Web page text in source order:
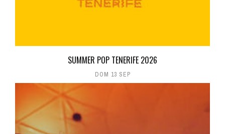
SUMMER POP TENERIFE 2026
DOM 13 SEP